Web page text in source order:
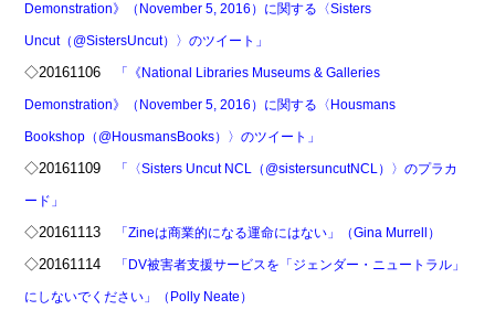
Demonstration》（November 5, 2016）に関する〈Sisters
Uncut（@SistersUncut）〉のツイート」
◇20161106 「《National Libraries Museums & Galleries
Demonstration》（November 5, 2016）に関する〈Housmans
Bookshop（@HousmansBooks）〉のツイート」
◇20161109 「〈Sisters Uncut NCL（@sistersuncutNCL）〉のプラカ
ード」
◇20161113 「Zineは商業的になる運命にはない」（Gina Murrell）
◇20161114 「DV被害者支援サービスを「ジェンダー・ニュートラル」
にしないでください」（Polly Neate）